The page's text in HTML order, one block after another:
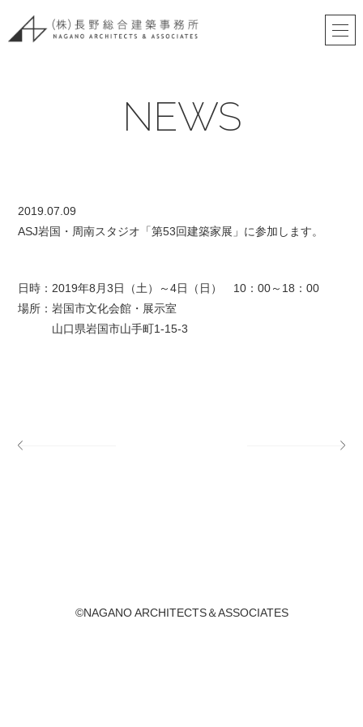
NEWS
2019.07.09
ASJ岩国・周南スタジオ「第53回建築家展」に参加します。
日時：2019年8月3日（土）～4日（日） 10：00～18：00
場所：岩国市文化会館・展示室
山口県岩国市山手町1-15-3
©NAGANO ARCHITECTS＆ASSOCIATES